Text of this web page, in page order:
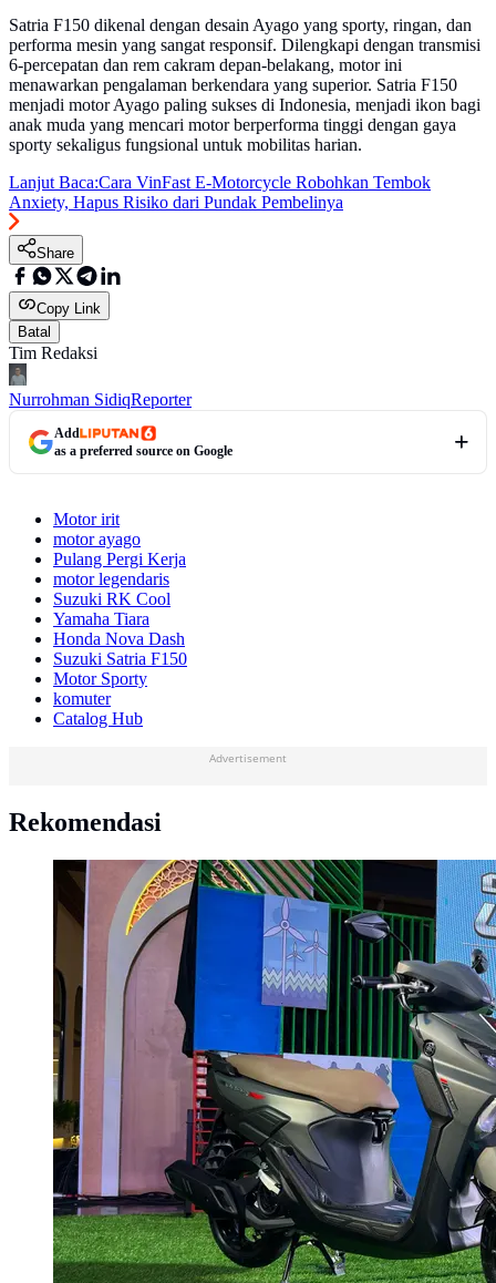
Satria F150 dikenal dengan desain Ayago yang sporty, ringan, dan
performa mesin yang sangat responsif. Dilengkapi dengan transmisi
6-percepatan dan rem cakram depan-belakang, motor ini
menawarkan pengalaman berkendara yang superior. Satria F150
menjadi motor Ayago paling sukses di Indonesia, menjadi ikon bagi
anak muda yang mencari motor berperforma tinggi dengan gaya
sporty sekaligus fungsional untuk mobilitas harian.
Lanjut Baca:Cara VinFast E-Motorcycle Robohkan Tembok
Anxiety, Hapus Risiko dari Pundak Pembelinya
Share
Copy Link
Batal
Tim Redaksi
Nurrohman SidiqReporter
Add
as a preferred source on Google
Motor irit
motor ayago
Pulang Pergi Kerja
motor legendaris
Suzuki RK Cool
Yamaha Tiara
Honda Nova Dash
Suzuki Satria F150
Motor Sporty
komuter
Catalog Hub
Advertisement
Rekomendasi